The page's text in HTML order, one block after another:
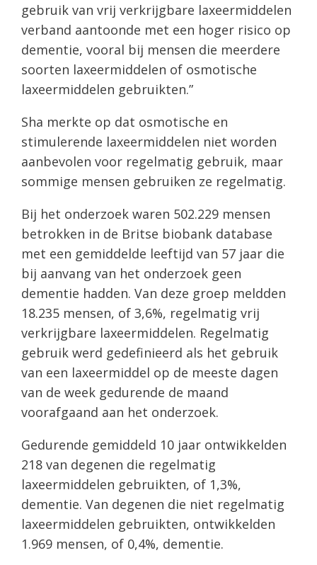
gebruik van vrij verkrijgbare laxeermiddelen
verband aantoonde met een hoger risico op
dementie, vooral bij mensen die meerdere
soorten laxeermiddelen of osmotische
laxeermiddelen gebruikten.”
Sha merkte op dat osmotische en
stimulerende laxeermiddelen niet worden
aanbevolen voor regelmatig gebruik, maar
sommige mensen gebruiken ze regelmatig.
Bij het onderzoek waren 502.229 mensen
betrokken in de Britse biobank database
met een gemiddelde leeftijd van 57 jaar die
bij aanvang van het onderzoek geen
dementie hadden. Van deze groep meldden
18.235 mensen, of 3,6%, regelmatig vrij
verkrijgbare laxeermiddelen. Regelmatig
gebruik werd gedefinieerd als het gebruik
van een laxeermiddel op de meeste dagen
van de week gedurende de maand
voorafgaand aan het onderzoek.
Gedurende gemiddeld 10 jaar ontwikkelden
218 van degenen die regelmatig
laxeermiddelen gebruikten, of 1,3%,
dementie. Van degenen die niet regelmatig
laxeermiddelen gebruikten, ontwikkelden
1.969 mensen, of 0,4%, dementie.